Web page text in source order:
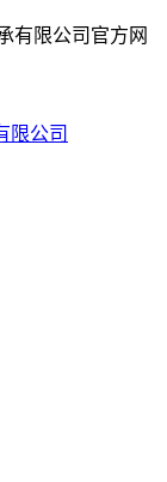
有限公司官方网
限公司